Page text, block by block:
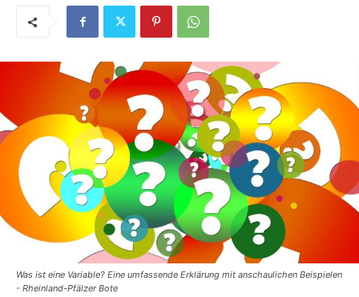
Was ist eine Variable? Eine umfassende Erklärung mit anschaulichen Beispielen
- Rheinland-Pfälzer Bote